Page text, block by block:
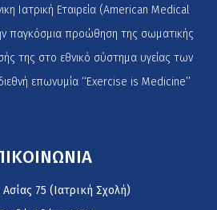
Ιατρική Εταιρεία (American Medical
παγκόσμια προώθηση της σωματικής
της στο εθνικό σύστημα υγείας των
επωνυμία ‘‘Exercise is Medicine’’
75 (Ιατρική Σχολή)